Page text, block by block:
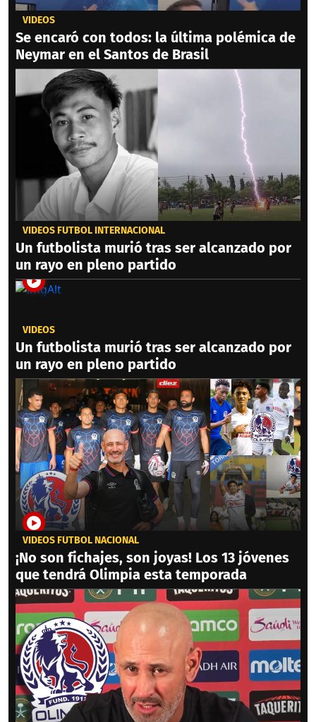
VIDEOS
Se encaró con todos: la última polémica de
Neymar en el Santos de Brasil
VIDEOS FÚTBOL INTERNACIONAL
Un futbolista murió tras ser alcanzado por
un rayo en pleno partido
VIDEOS
Un futbolista murió tras ser alcanzado por
un rayo en pleno partido
VIDEOS FÚTBOL NACIONAL
¡No son fichajes, son joyas! Los 13 jóvenes
que tendrá Olimpia esta temporada